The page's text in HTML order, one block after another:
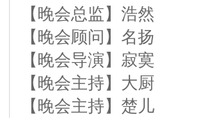
【07演员】九天-------京
【08演员】风调雨顺-歌
【09演员】苍狼-------歌
【10演员】夏目-------歌
第三篇章 幸福生活甜如蜜
【晚会总监】浩然
【晚会顾问】名扬
【晚会导演】寂寞
【晚会主持】大厨
【晚会主持】楚儿